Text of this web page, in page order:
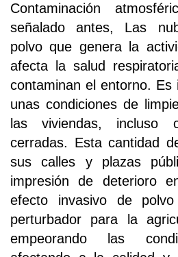
Contaminación
señalado antes, Las
polvo que genera la
afecta la salud
contaminan el entorno. Es
unas condiciones de
las viviendas, incluso
cerradas. Esta cantidad
sus calles y plazas
impresión de deterioro
efecto invasivo de
perturbador para la
empeorando las